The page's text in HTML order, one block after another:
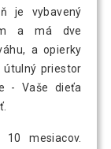
je vybavený
a má dve
a opierky
útulný priestor
- Vaše dieťa
mesiacov.